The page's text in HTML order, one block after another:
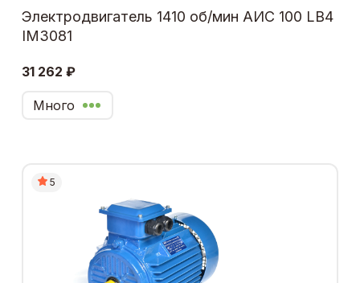
Электродвигатель 1410 об/мин АИС 100 LB4
IM3081
31 262 ₽
Много
5